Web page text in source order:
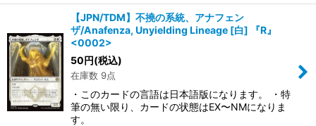
【JPN/TDM】不撓の系統、アナフェン
ザ/Anafenza, Unyielding Lineage [白] 『R』
<0002>
50円(税込)
在庫数 9点
・このカードの言語は日本語版になります。 ・特
筆の無い限り、カードの状態はEX〜NMになりま
す。